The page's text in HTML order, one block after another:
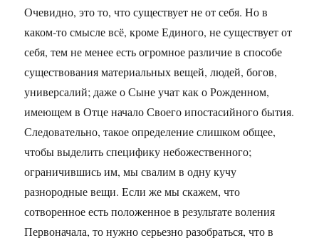
Очевидно, это то, что существует не от себя. Но в
каком-то смысле всё, кроме Единого, не существует от
себя, тем не менее есть огромное различие в способе
существования материальных вещей, людей, богов,
универсалий; даже о Сыне учат как о Рожденном,
имеющем в Отце начало Своего ипостасийного бытия.
Следовательно, такое определение слишком общее,
чтобы выделить специфику небожественного;
ограничившись им, мы свалим в одну кучу
разнородные вещи. Если же мы скажем, что
сотворенное есть положенное в результате воления
Первоначала, то нужно серьезно разобраться, что в